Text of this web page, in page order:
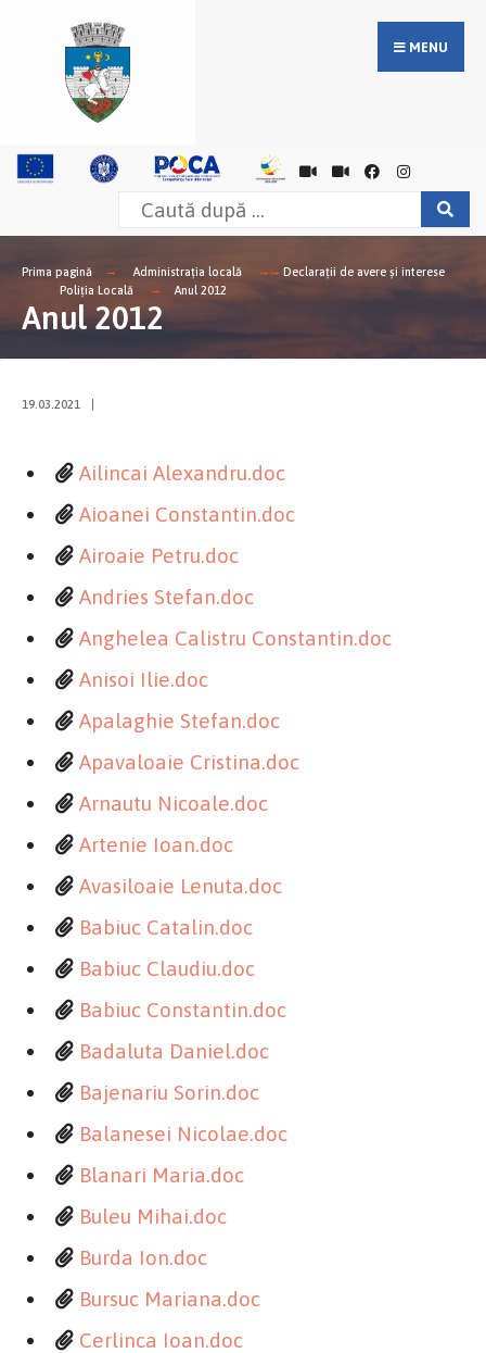
MENU
Prima pagină Administrația locală
Declarații de avere și interese
Poliția Locală
Anul 2012
Anul 2012
19.03.2021
Ailincai Alexandru.doc
Aioanei Constantin.doc
Airoaie Petru.doc
Andries Stefan.doc
Anghelea Calistru Constantin.doc
Anisoi Ilie.doc
Apalaghie Stefan.doc
Apavaloaie Cristina.doc
Arnautu Nicoale.doc
Artenie Ioan.doc
Avasiloaie Lenuta.doc
Babiuc Catalin.doc
Babiuc Claudiu.doc
Babiuc Constantin.doc
Badaluta Daniel.doc
Bajenariu Sorin.doc
Balanesei Nicolae.doc
Blanari Maria.doc
Buleu Mihai.doc
Burda Ion.doc
Bursuc Mariana.doc
Cerlinca Ioan.doc